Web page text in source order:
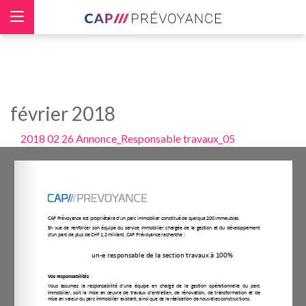
février 2018
2018 02 26 Annonce_Responsable travaux_05
Panneau de gestion des cookies